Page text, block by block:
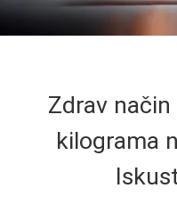
Zdrav
kilograma